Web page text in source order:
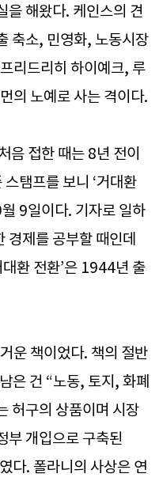
을 해왔다. 케인스의 견
축소, 민영화, 노동시장
리드리히 하이예크, 루
의 노예로 사는 격이다.
접한 때는 8년 전이
탬프를 보니 ‘거대환
9일이다. 기자로 일하
경제를 공부할 때인데
환 전환’은 1944년 출
운 책이었다. 책의 절반
은 건 “노동, 토지, 화폐
허구의 상품이며 시장
부 개입으로 구축된
다. 폴라니의 사상은 연